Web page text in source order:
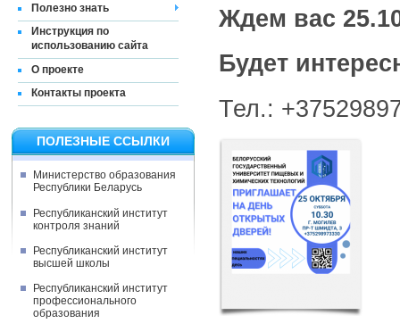
Полезно знать
Инструкция по
использованию сайта
О проекте
Контакты проекта
ПОЛЕЗНЫЕ ССЫЛКИ
Министерство образования
Республики Беларусь
Республиканский институт
контроля знаний
Республиканский институт
высшей школы
Республиканский институт
профессионального
образования
Ждем вас
Будет
Тел.: